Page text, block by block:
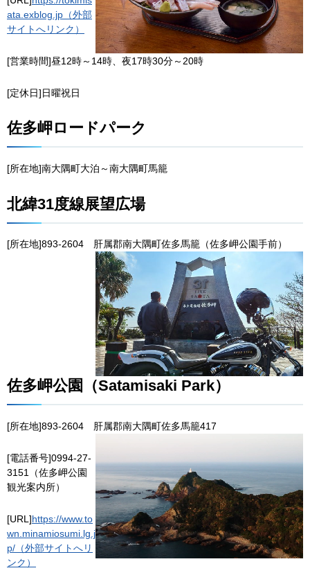
ata.exblog.jp（外部
サイトへリンク）
[営業時間]昼12時～14時、夜17時30分～20時
[定休日]日曜祝日
佐多岬ロードパーク
[所在地]南大隅町大泊～南大隅町馬籠
北緯31度線展望広場
[所在地]893-2604 肝属郡南大隅町佐多馬籠（佐多岬公園手前）
佐多岬公園（Satamisaki Park）
[所在地]893-2604 肝属郡南大隅町佐多馬籠417
[電話番号]0994-27-
3151（佐多岬公園
観光案内所）
[URL]https://www.to
wn.minamiosumi.lg.j
p/（外部サイトへリ
ンク）